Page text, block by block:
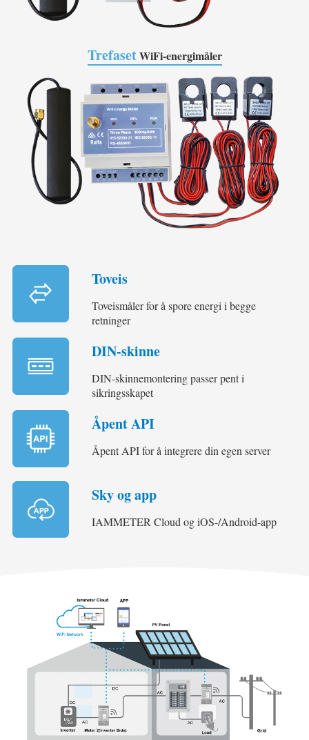
TrefasetWiFi-energimåler
Toveis
Toveismåler for å spore energi i begge
retninger
DIN-skinne
DIN-skinnemontering passer pent i
sikringsskapet
Åpent API
Åpent API for å integrere din egen server
Sky og app
IAMMETER Cloud og iOS-/Android-app